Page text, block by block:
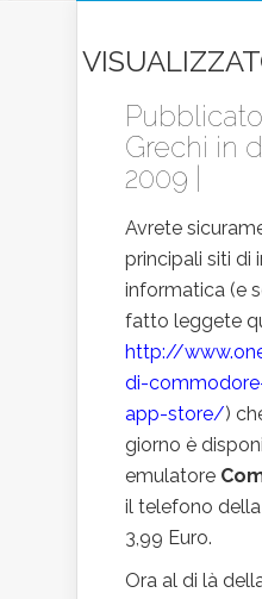
Grechi in
2009 |
Avrete
principali siti di
informatica (e
fatto leggete
http://
di-
app-store/)
giorno è
emulatore
il telefono
3,99 Euro.
Ora al di là